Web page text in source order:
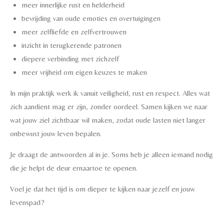
meer innerlijke rust en helderheid
bevrijding van oude emoties en overtuigingen
meer zelfliefde en zelfvertrouwen
inzicht in terugkerende patronen
diepere verbinding met zichzelf
meer vrijheid om eigen keuzes te maken
In mijn praktijk werk ik vanuit veiligheid, rust en respect. Alles wat
zich aandient mag er zijn, zonder oordeel. Samen kijken we naar
wat jouw ziel zichtbaar wil maken, zodat oude lasten niet langer
onbewust jouw leven bepalen.
Je draagt de antwoorden al in je. Soms heb je alleen iemand nodig
die je helpt de deur ernaartoe te openen.
Voel je dat het tijd is om dieper te kijken naar jezelf en jouw
levenspad?